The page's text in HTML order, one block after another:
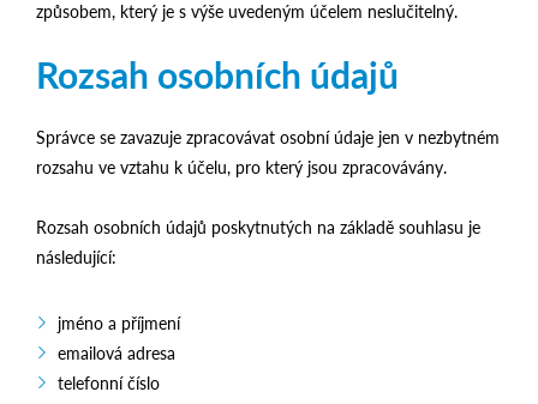
způsobem, který je s výše uvedeným účelem neslučitelný.
Rozsah osobních údajů
Správce se zavazuje zpracovávat osobní údaje jen v nezbytném
rozsahu ve vztahu k účelu, pro který jsou zpracovávány.
Rozsah osobních údajů poskytnutých na základě souhlasu je
následující:
jméno a příjmení
emailová adresa
telefonní číslo